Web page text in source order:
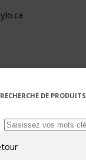
RECHERCHE DE PRODUITS